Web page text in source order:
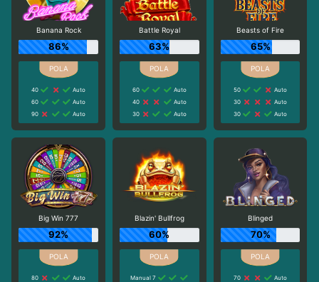
Banana Rock
86%
40
Auto
60
Auto
90
Auto
Battle Royal
63%
60
Auto
40
Auto
30
Auto
Beasts of Fire
65%
50
Auto
30
Auto
30
Auto
Big Win 777
92%
80
Auto
Blazin' Bullfrog
60%
Manual 7
Blinged
70%
70
Auto